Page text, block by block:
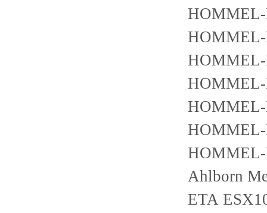
Ahlborn
ETA